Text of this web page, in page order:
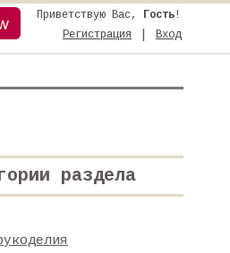
Приветствую Вас, Гость!
Регистрация
Вход
раздела